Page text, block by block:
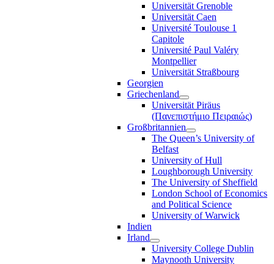
Universität Grenoble
Universität Caen
Université Toulouse 1
Capitole
Université Paul Valéry
Montpellier
Universität Straßbourg
Georgien
Griechenland
Universität Piräus
(Πανεπιστήμιο Πειραιώς)
Großbritannien
The Queen’s University of
Belfast
University of Hull
Loughborough University
The University of Sheffield
London School of Economics
and Political Science
University of Warwick
Indien
Irland
University College Dublin
Maynooth University